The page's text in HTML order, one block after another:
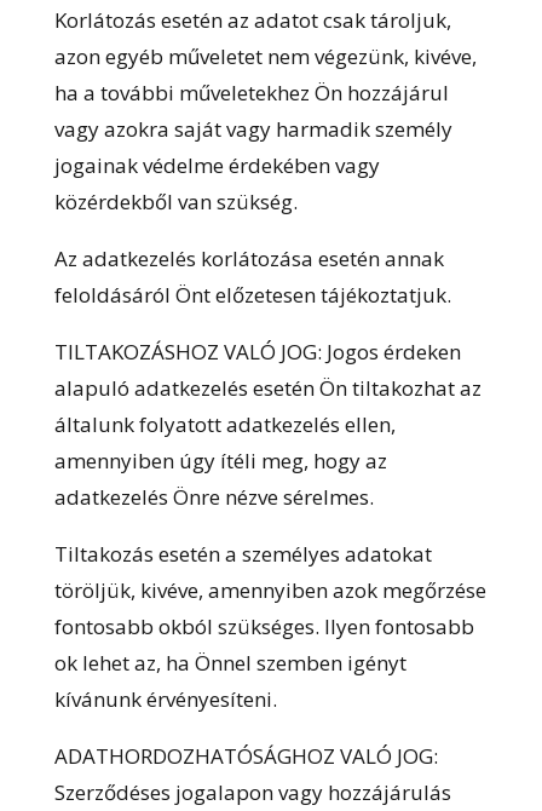
Korlátozás esetén az adatot csak tároljuk,
azon egyéb műveletet nem végezünk, kivéve,
ha a további műveletekhez Ön hozzájárul
vagy azokra saját vagy harmadik személy
jogainak védelme érdekében vagy
közérdekből van szükség.
Az adatkezelés korlátozása esetén annak
feloldásáról Önt előzetesen tájékoztatjuk.
TILTAKOZÁSHOZ VALÓ JOG: Jogos érdeken
alapuló adatkezelés esetén Ön tiltakozhat az
általunk folyatott adatkezelés ellen,
amennyiben úgy ítéli meg, hogy az
adatkezelés Önre nézve sérelmes.
Tiltakozás esetén a személyes adatokat
töröljük, kivéve, amennyiben azok megőrzése
fontosabb okból szükséges. Ilyen fontosabb
ok lehet az, ha Önnel szemben igényt
kívánunk érvényesíteni.
ADATHORDOZHATÓSÁGHOZ VALÓ JOG:
Szerződéses jogalapon vagy hozzájárulás